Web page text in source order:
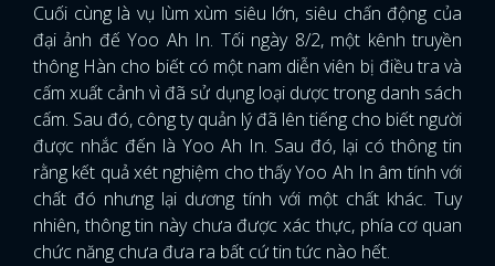
Cuối cùng là vụ lùm xùm siêu lớn, siêu chấn động của
đại ảnh đế Yoo Ah In. Tối ngày 8/2, một kênh truyền
thông Hàn cho biết có một nam diễn viên bị điều tra và
cấm xuất cảnh vì đã sử dụng loại dược trong danh sách
cấm. Sau đó, công ty quản lý đã lên tiếng cho biết người
được nhắc đến là Yoo Ah In. Sau đó, lại có thông tin
rằng kết quả xét nghiệm cho thấy Yoo Ah In âm tính với
chất đó nhưng lại dương tính với một chất khác. Tuy
nhiên, thông tin này chưa được xác thực, phía cơ quan
chức năng chưa đưa ra bất cứ tin tức nào hết.